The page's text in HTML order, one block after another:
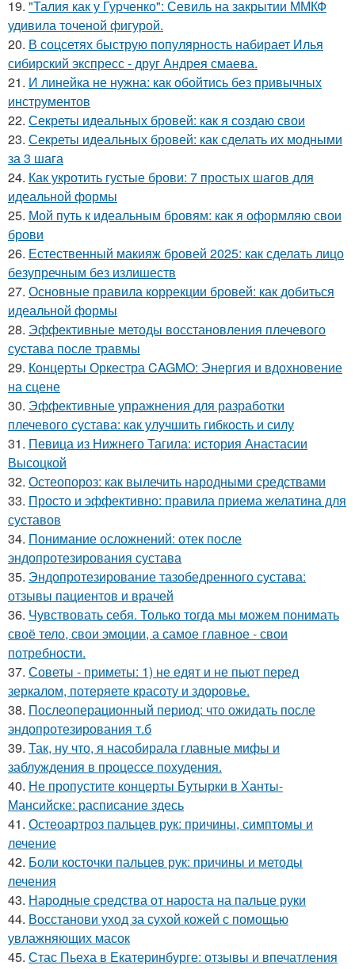
19. "Талия как у Гурченко": Севиль на закрытии ММКФ
удивила точеной фигурой.
20. В соцсетях быструю популярность набирает Илья
сибирский экспресс - друг Андрея смаева.
21. И линейка не нужна: как обойтись без привычных
инструментов
22. Секреты идеальных бровей: как я создаю свои
23. Секреты идеальных бровей: как сделать их модными
за 3 шага
24. Как укротить густые брови: 7 простых шагов для
идеальной формы
25. Мой путь к идеальным бровям: как я оформляю свои
брови
26. Естественный макияж бровей 2025: как сделать лицо
безупречным без излишеств
27. Основные правила коррекции бровей: как добиться
идеальной формы
28. Эффективные методы восстановления плечевого
сустава после травмы
29. Концерты Оркестра CAGMO: Энергия и вдохновение
на сцене
30. Эффективные упражнения для разработки
плечевого сустава: как улучшить гибкость и силу
31. Певица из Нижнего Тагила: история Анастасии
Высоцкой
32. Остеопороз: как вылечить народными средствами
33. Просто и эффективно: правила приема желатина для
суставов
34. Понимание осложнений: отек после
эндопротезирования сустава
35. Эндопротезирование тазобедренного сустава:
отзывы пациентов и врачей
36. Чувствовать себя. Только тогда мы можем понимать
своё тело, свои эмоции, а самое главное - свои
потребности.
37. Советы - приметы: 1) не едят и не пьют перед
зеркалом, потеряете красоту и здоровье.
38. Послеоперационный период: что ожидать после
эндопротезирования т.б
39. Так, ну что, я насобирала главные мифы и
заблуждения в процессе похудения.
40. Не пропустите концерты Бутырки в Ханты-
Мансийске: расписание здесь
41. Остеоартроз пальцев рук: причины, симптомы и
лечение
42. Боли косточки пальцев рук: причины и методы
лечения
43. Народные средства от нароста на пальце руки
44. Восстанови уход за сухой кожей с помощью
увлажняющих масок
45. Стас Пьеха в Екатеринбурге: отзывы и впечатления